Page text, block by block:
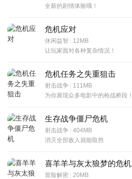
全新的剧情体验哦！
危机应对
休闲益智 | 12MB
让玩家面对各种复杂情况！
危机任务之失重狙击
射击战争 | 111MB
为你展现众多电影中的枪战桥段！
生存战争僵尸危机
射击战争 | 404MB
消灭全部敌人就能取胜
喜羊羊与灰太狼梦的危机
冒险解密 | 20MB